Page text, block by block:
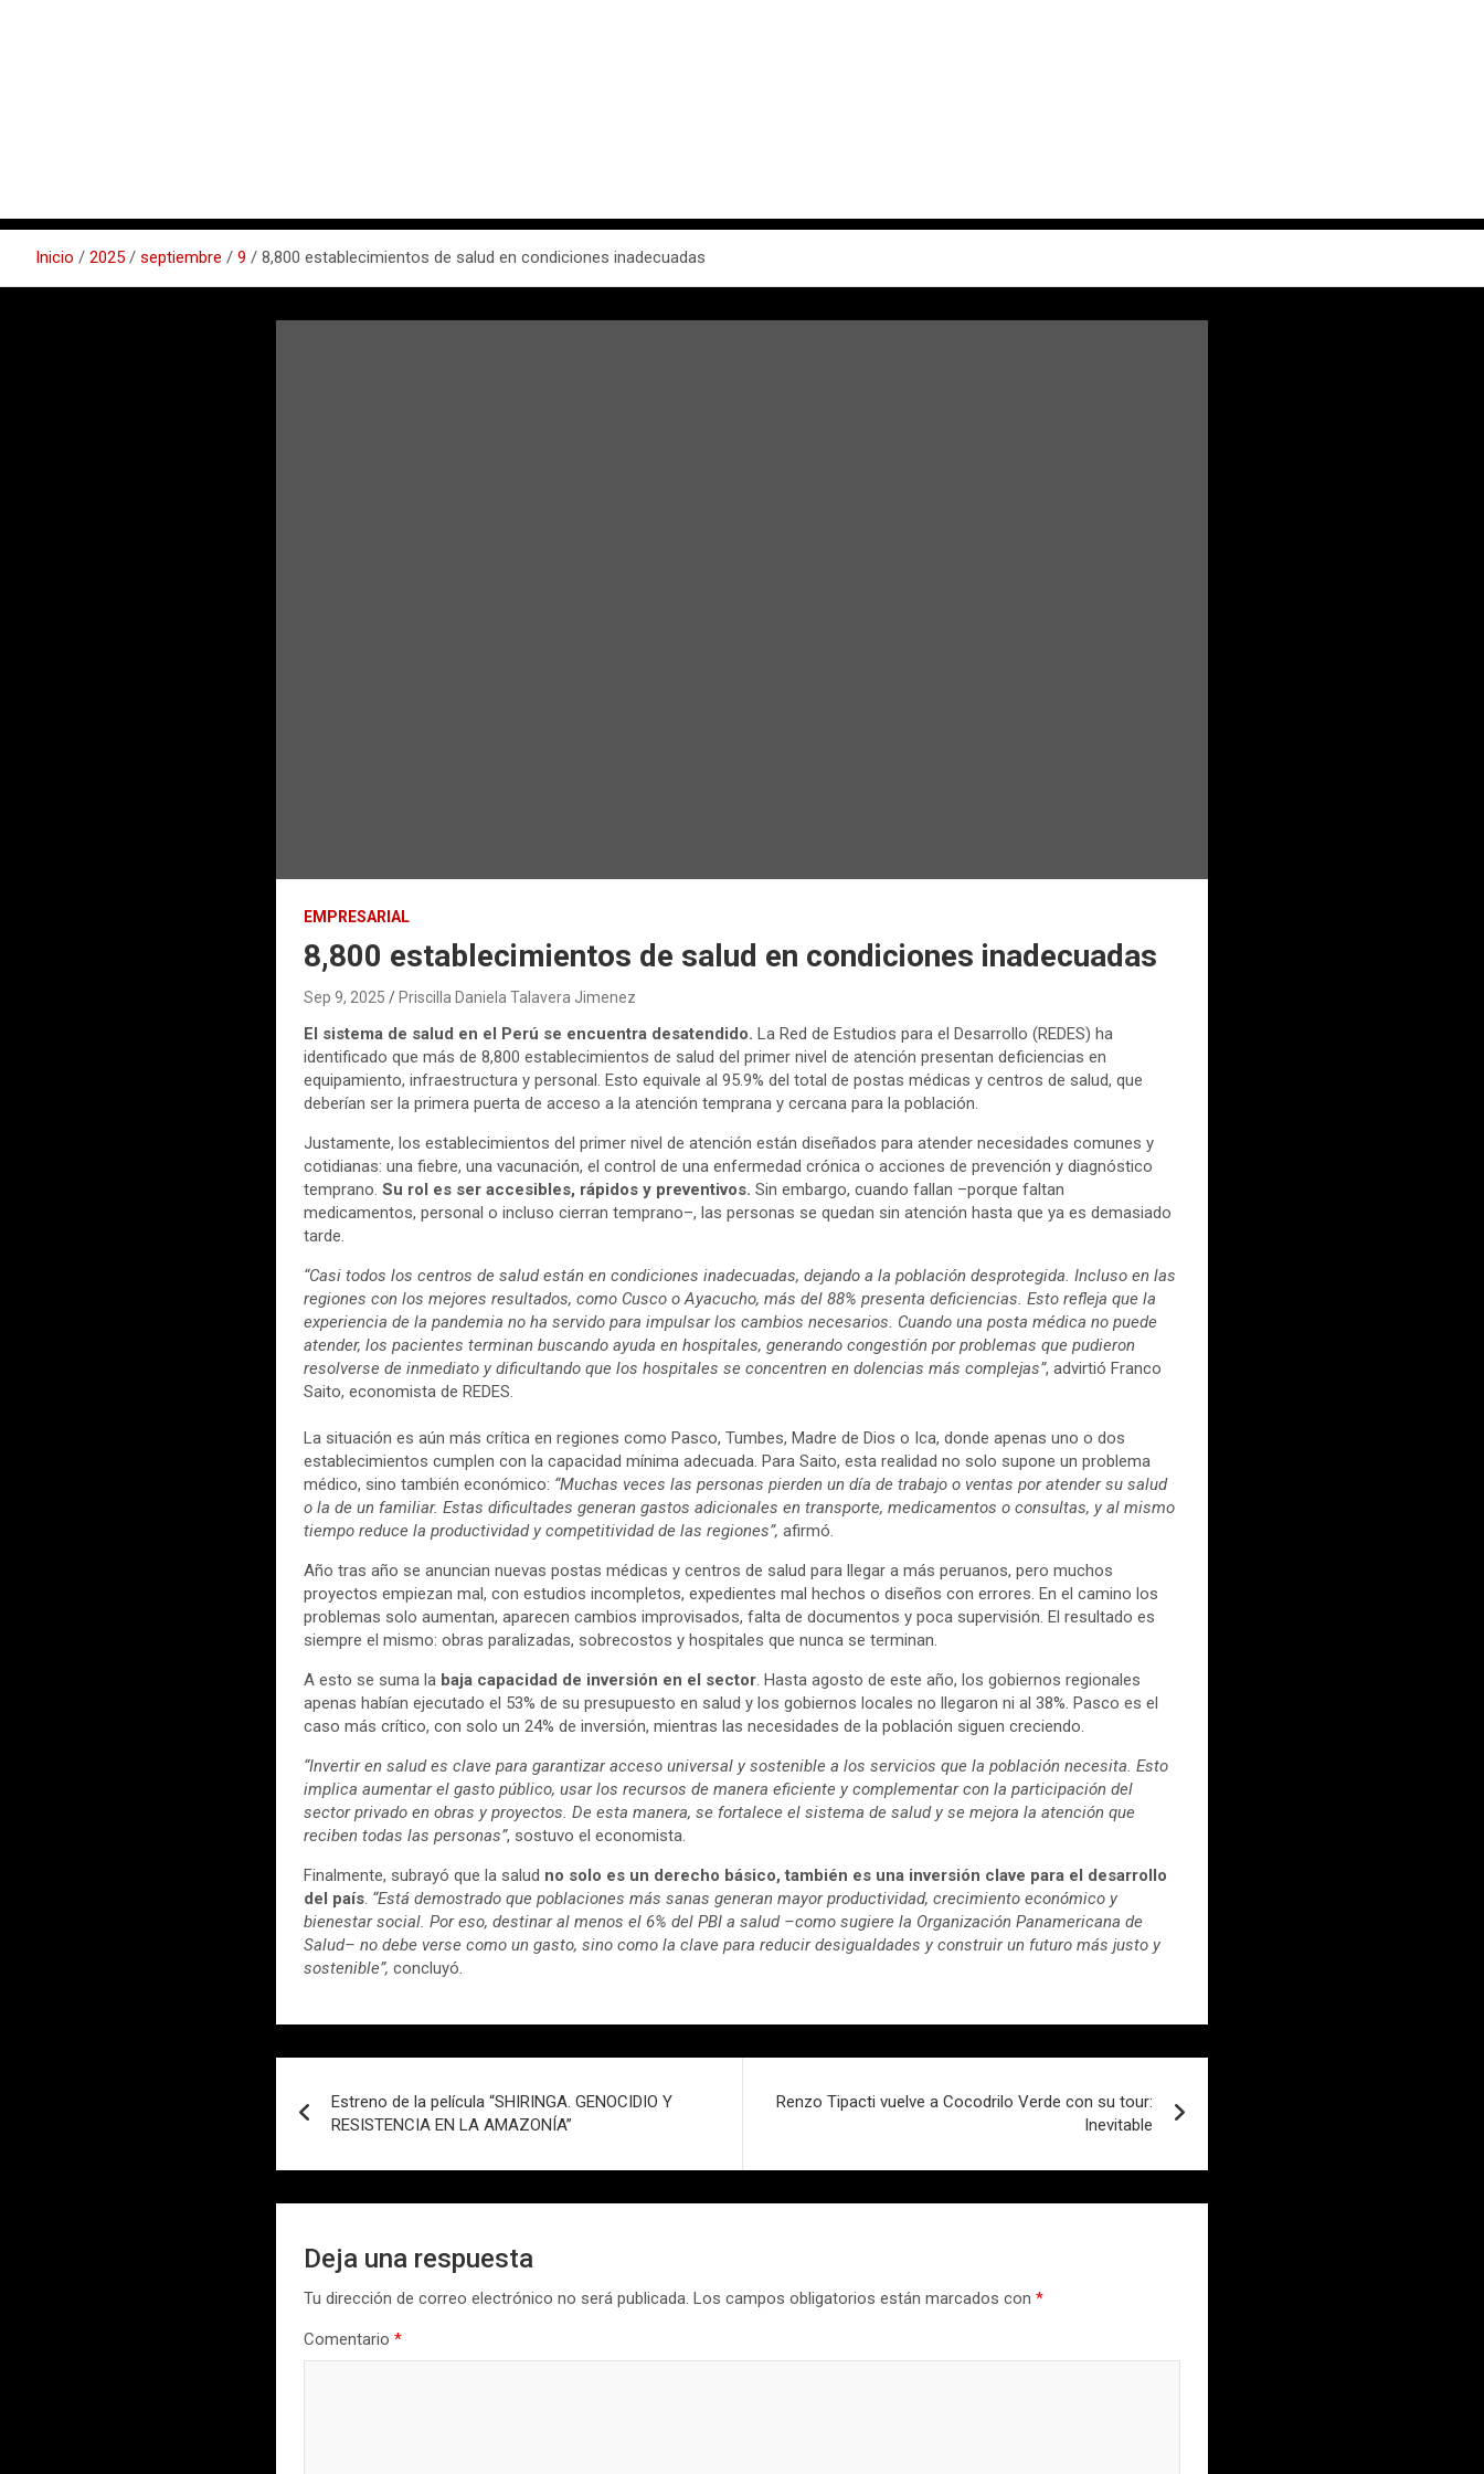
Inicio 2025 septiembre 9 8,800 establecimientos de salud en condiciones inadecuadas
EMPRESARIAL
8,800 establecimientos de salud en condiciones inadecuadas
Sep 9, 2025 Priscilla Daniela Talavera Jimenez
El sistema de salud en el Perú se encuentra desatendido. La Red de Estudios para el Desarrollo (REDES) ha
identificado que más de 8,800 establecimientos de salud del primer nivel de atención presentan deficiencias en
equipamiento, infraestructura y personal. Esto equivale al 95.9% del total de postas médicas y centros de salud, que
deberían ser la primera puerta de acceso a la atención temprana y cercana para la población.
Justamente, los establecimientos del primer nivel de atención están diseñados para atender necesidades comunes y
cotidianas: una fiebre, una vacunación, el control de una enfermedad crónica o acciones de prevención y diagnóstico
temprano. Su rol es ser accesibles, rápidos y preventivos. Sin embargo, cuando fallan –porque faltan
medicamentos, personal o incluso cierran temprano–, las personas se quedan sin atención hasta que ya es demasiado
tarde.
“Casi todos los centros de salud están en condiciones inadecuadas, dejando a la población desprotegida. Incluso en las
regiones con los mejores resultados, como Cusco o Ayacucho, más del 88% presenta deficiencias. Esto refleja que la
experiencia de la pandemia no ha servido para impulsar los cambios necesarios. Cuando una posta médica no puede
atender, los pacientes terminan buscando ayuda en hospitales, generando congestión por problemas que pudieron
resolverse de inmediato y dificultando que los hospitales se concentren en dolencias más complejas”, advirtió Franco
Saito, economista de REDES.
La situación es aún más crítica en regiones como Pasco, Tumbes, Madre de Dios o Ica, donde apenas uno o dos
establecimientos cumplen con la capacidad mínima adecuada. Para Saito, esta realidad no solo supone un problema
médico, sino también económico: “Muchas veces las personas pierden un día de trabajo o ventas por atender su salud
o la de un familiar. Estas dificultades generan gastos adicionales en transporte, medicamentos o consultas, y al mismo
tiempo reduce la productividad y competitividad de las regiones”, afirmó.
Año tras año se anuncian nuevas postas médicas y centros de salud para llegar a más peruanos, pero muchos
proyectos empiezan mal, con estudios incompletos, expedientes mal hechos o diseños con errores. En el camino los
problemas solo aumentan, aparecen cambios improvisados, falta de documentos y poca supervisión. El resultado es
siempre el mismo: obras paralizadas, sobrecostos y hospitales que nunca se terminan.
A esto se suma la baja capacidad de inversión en el sector. Hasta agosto de este año, los gobiernos regionales
apenas habían ejecutado el 53% de su presupuesto en salud y los gobiernos locales no llegaron ni al 38%. Pasco es el
caso más crítico, con solo un 24% de inversión, mientras las necesidades de la población siguen creciendo.
“Invertir en salud es clave para garantizar acceso universal y sostenible a los servicios que la población necesita. Esto
implica aumentar el gasto público, usar los recursos de manera eficiente y complementar con la participación del
sector privado en obras y proyectos. De esta manera, se fortalece el sistema de salud y se mejora la atención que
reciben todas las personas”, sostuvo el economista.
Finalmente, subrayó que la salud no solo es un derecho básico, también es una inversión clave para el desarrollo
del país. “Está demostrado que poblaciones más sanas generan mayor productividad, crecimiento económico y
bienestar social. Por eso, destinar al menos el 6% del PBI a salud –como sugiere la Organización Panamericana de
Salud– no debe verse como un gasto, sino como la clave para reducir desigualdades y construir un futuro más justo y
sostenible”,concluyó.
de
entradas
Estreno de la película “SHIRINGA. GENOCIDIO Y
RESISTENCIA EN LA AMAZONÍA”
Renzo Tipacti vuelve a Cocodrilo Verde con su tour:
Inevitable
Deja una respuesta
Tu dirección de correo electrónico no será publicada. Los campos obligatorios están marcados con*
Comentario*